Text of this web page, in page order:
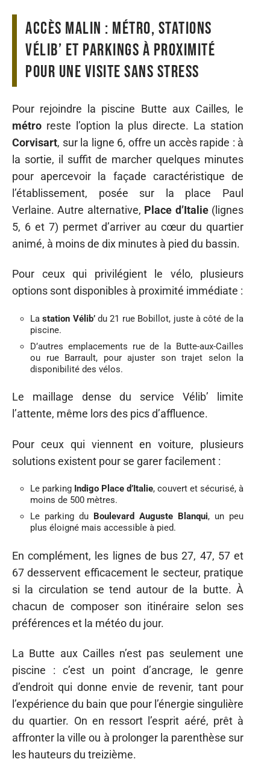
Accès malin : métro, stations
Vélib’ et parkings à proximité
pour une visite sans stress
Pour rejoindre la piscine Butte aux Cailles, le
métro reste l’option la plus directe. La station
Corvisart, sur la ligne 6, offre un accès rapide : à
la sortie, il suffit de marcher quelques minutes
pour apercevoir la façade caractéristique de
l’établissement, posée sur la place Paul
Verlaine. Autre alternative, Place d’Italie(lignes
5, 6 et 7) permet d’arriver au cœur du quartier
animé, à moins de dix minutes à pied du bassin.
Pour ceux qui privilégient le vélo, plusieurs
options sont disponibles à proximité immédiate :
Lastation Vélib’du 21 rue Bobillot, juste à côté de la
piscine.
D’autres emplacements rue de la Butte-aux-Cailles
ou rue Barrault, pour ajuster son trajet selon la
disponibilité des vélos.
Le maillage dense du service Vélib’ limite
l’attente, même lors des pics d’affluence.
Pour ceux qui viennent en voiture, plusieurs
solutions existent pour se garer facilement :
Le parking Indigo Place d’Italie, couvert et sécurisé, à
moins de 500 mètres.
Le parking du
Boulevard Auguste Blanqui, un peu
plus éloigné mais accessible à pied.
En complément, les lignes de bus 27, 47, 57 et
67 desservent efficacement le secteur, pratique
si la circulation se tend autour de la butte. À
chacun de composer son itinéraire selon ses
préférences et la météo du jour.
La Butte aux Cailles n’est pas seulement une
piscine : c’est un point d’ancrage, le genre
d’endroit qui donne envie de revenir, tant pour
l’expérience du bain que pour l’énergie singulière
du quartier. On en ressort l’esprit aéré, prêt à
affronter la ville ou à prolonger la parenthèse sur
les hauteurs du treizième.